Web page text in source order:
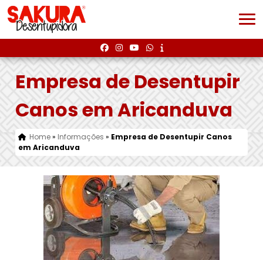
Empresa de Desentupir
Canos em Aricanduva
Home» Informações » Empresa de Desentupir Canos
em Aricanduva